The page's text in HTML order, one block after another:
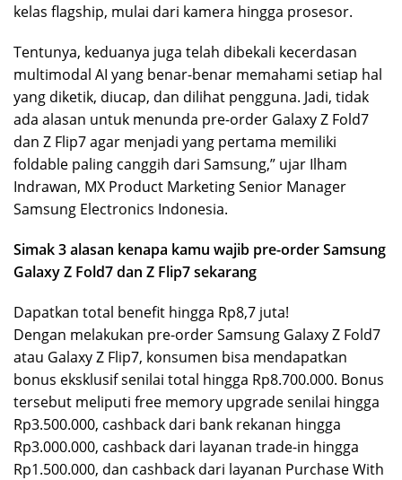
kelas flagship, mulai dari kamera hingga prosesor.
Tentunya, keduanya juga telah dibekali kecerdasan
multimodal AI yang benar-benar memahami setiap hal
yang diketik, diucap, dan dilihat pengguna. Jadi, tidak
ada alasan untuk menunda pre-order Galaxy Z Fold7
dan Z Flip7 agar menjadi yang pertama memiliki
foldable paling canggih dari Samsung,” ujar Ilham
Indrawan, MX Product Marketing Senior Manager
Samsung Electronics Indonesia.
Simak 3 alasan kenapa kamu wajib pre-order Samsung
Galaxy Z Fold7 dan Z Flip7 sekarang
Dapatkan total benefit hingga Rp8,7 juta!
Dengan melakukan pre-order Samsung Galaxy Z Fold7
atau Galaxy Z Flip7, konsumen bisa mendapatkan
bonus eksklusif senilai total hingga Rp8.700.000. Bonus
tersebut meliputi free memory upgrade senilai hingga
Rp3.500.000, cashback dari bank rekanan hingga
Rp3.000.000, cashback dari layanan trade-in hingga
Rp1.500.000, dan cashback dari layanan Purchase With